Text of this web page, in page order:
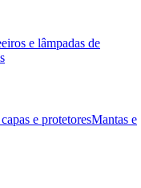
e lâmpadas de
e protetoresMantas e